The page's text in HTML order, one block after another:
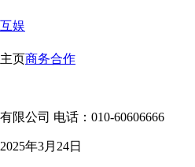
娱
页商务合作
限公司 电话：010-60606666
年3月24日